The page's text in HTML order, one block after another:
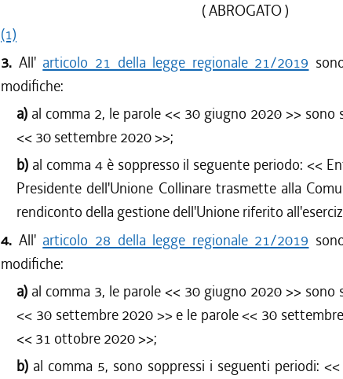
( ABROGATO )
(1)
3. All' articolo 21 della legge regionale 21/2019
modifiche:
a) al comma 2, le parole << 30 giugno 2020 >> sono
<< 30 settembre 2020>>;
b) al comma 4 è soppresso il seguente periodo: <<
Presidente dell'Unione Collinare trasmette alla
rendiconto della gestione dell'Unione riferito
4. All' articolo 28 della legge regionale 21/2019
modifiche:
a) al comma 3, le parole << 30 giugno 2020 >> sono
<< 30 settembre 2020 >> e le parole << 30
<< 31 ottobre 2020>>;
b) al comma 5, sono soppressi i seguenti periodi: <<